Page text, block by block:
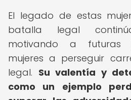
El legado de estas
batalla legal
motivando a futuras
mujeres a perseguir
legal. Su valentía y
como un ejemplo